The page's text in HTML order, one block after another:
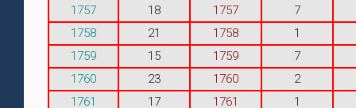
1757
18 1757
7
1758
21 1758
1
1759
15 1759
7
1760
23 1760
2
1761
17 1761
1